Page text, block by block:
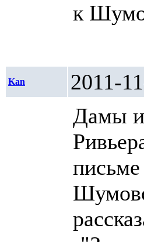
к
Kan
2011-
Дамы и
письме